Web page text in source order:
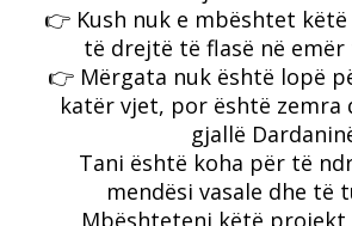
👉 Kush nuk e mbështet
të drejtë të flasë në emër
👉 Mërgata nuk është lopë
katër vjet, por është zemra
gjallë
Tani është koha për të
mendësi vasale dhe të
Mbështeteni këtë projekt